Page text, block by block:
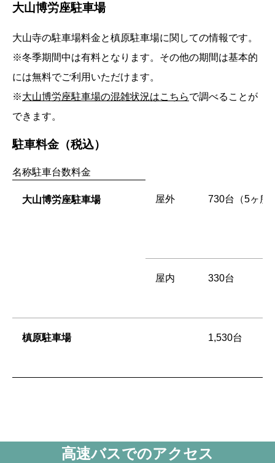
大山博労座駐車場
大山寺の駐車場料金と槙原駐車場に関しての情報です。
※冬季期間中は有料となります。その他の期間は基本的
には無料でご利用いただけます。
※大山博労座駐車場の混雑状況はこちらで調べることが
できます。
駐車料金（税込）
名称駐車台数料金
大山博労座駐車場 屋外 730台（5ヶ所
屋内 330台
槙原駐車場 1,530台
高速バスでのアクセス